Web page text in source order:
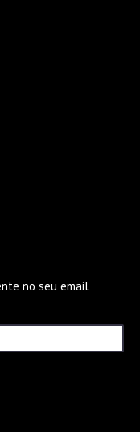
no seu email